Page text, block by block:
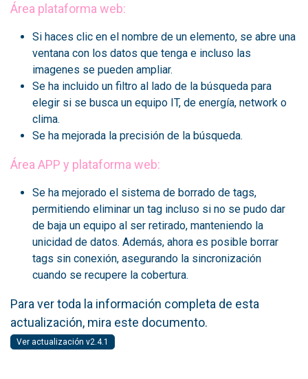
Área plataforma web:
Si haces clic en el nombre de un elemento, se abre una
ventana con los datos que tenga e incluso las
imagenes se pueden ampliar.
Se ha incluido un filtro al lado de la búsqueda para
elegir si se busca un equipo IT, de energía, network o
clima.
Se ha mejorada la precisión de la búsqueda.
Área APP y plataforma web:
Se ha mejorado el sistema de borrado de tags,
permitiendo eliminar un tag incluso si no se pudo dar
de baja un equipo al ser retirado, manteniendo la
unicidad de datos. Además, ahora es posible borrar
tags sin conexión, asegurando la sincronización
cuando se recupere la cobertura.
Para ver toda la información completa de esta
actualización, mira este documento.
Ver actualización v2.4.1